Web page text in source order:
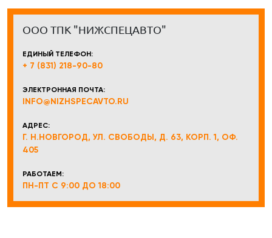
ООО ТПК "НИЖСПЕЦАВТО"
ЕДИНЫЙ ТЕЛЕФОН:
+ 7 (831) 218-90-80
ЭЛЕКТРОННАЯ ПОЧТА:
INFO@NIZHSPECAVTO.RU
АДРЕС:
Г. Н.НОВГОРОД, УЛ. СВОБОДЫ, Д. 63, КОРП. 1, ОФ.
405
РАБОТАЕМ:
ПН-ПТ С 9:00 ДО 18:00